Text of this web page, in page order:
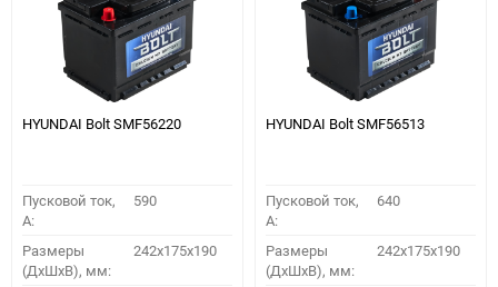
HYUNDAI Bolt SMF56220
Пусковой ток,
A:
590
Размеры
(ДхШхВ), мм:
242x175x190
HYUNDAI Bolt SMF56513
Пусковой ток,
A:
640
Размеры
(ДхШхВ), мм:
242x175x190